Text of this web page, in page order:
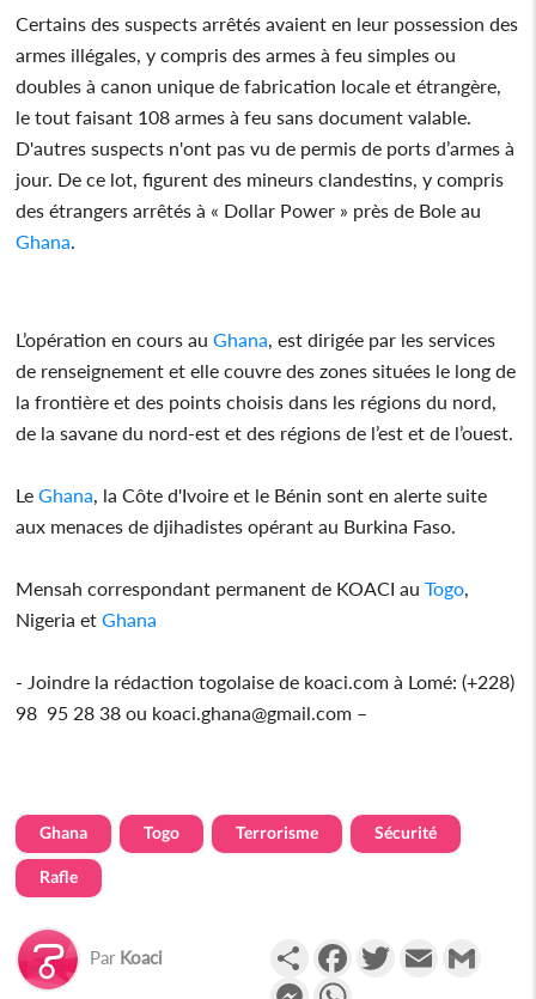
Certains des suspects arrêtés avaient en leur possession des
armes illégales, y compris des armes à feu simples ou
doubles à canon unique de fabrication locale et étrangère,
le tout faisant 108 armes à feu sans document valable.
D'autres suspects n'ont pas vu de permis de ports d’armes à
jour. De ce lot, figurent des mineurs clandestins, y compris
des étrangers arrêtés à « Dollar Power » près de Bole au
Ghana.
L’opération en cours auGhana, est dirigée par les services
de renseignement et elle couvre des zones situées le long de
la frontière et des points choisis dans les régions du nord,
de la savane du nord-est et des régions de l’est et de l’ouest.
LeGhana, la Côte d'Ivoire et le Bénin sont en alerte suite
aux menaces de djihadistes opérant au Burkina Faso.
Mensah correspondant permanent de KOACI au Togo,
Nigeria etGhana
- Joindre la rédaction togolaise de koaci.com à Lomé: (+228)
98 95 28 38 ou koaci.ghana@gmail.com –
Ghana Togo Terrorisme Sécurité
Rafle
Par Koaci PartagerFacebookTwitterEmail
Messenger